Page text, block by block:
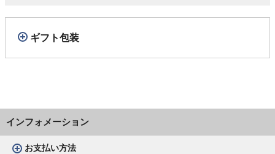
ギフト包装
インフォメーション
お支払い方法